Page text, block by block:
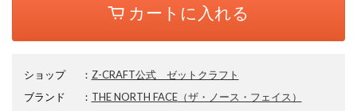
カートに入れる
ショップ ： Z-CRAFT公式 ゼットクラフト
ブランド
： THE NORTH FACE（ザ・ノース・フェイス）